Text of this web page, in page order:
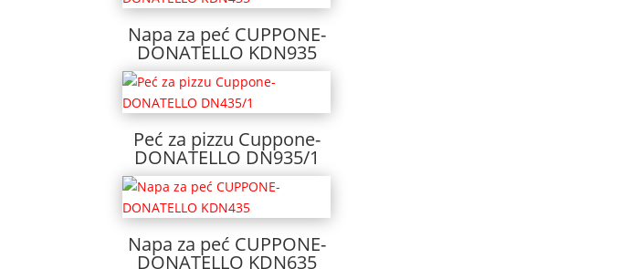
Napa za peć CUPPONE-
DONATELLO KDN935
Peć za pizzu Cuppone-
DONATELLO DN935/1
Napa za peć CUPPONE-
DONATELLO KDN635